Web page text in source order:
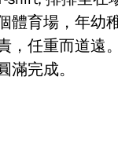
體育場，年幼
，任重而道遠
滿完成。